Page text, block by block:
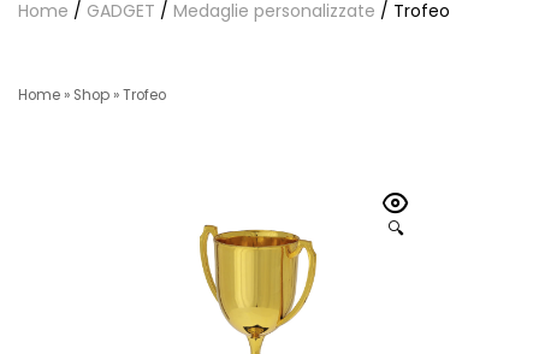
Home / GADGET / Medaglie personalizzate / Trofeo
Home » Shop »Trofeo
🔍